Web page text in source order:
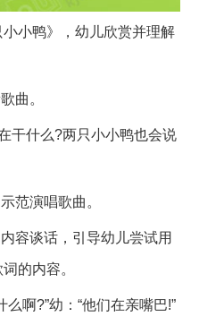
小鸭》，幼儿欣赏并理解
曲。
什么?两只小小鸭也会说
演唱歌曲。
谈话，引导幼儿尝试用
的内容。
啊?”幼：“他们在亲嘴巴!”